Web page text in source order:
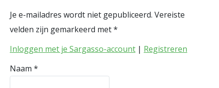
Je e-mailadres wordt niet gepubliceerd. Vereiste
velden zijn gemarkeerd met*
Inloggen met je Sargasso-account | Registreren
Naam *